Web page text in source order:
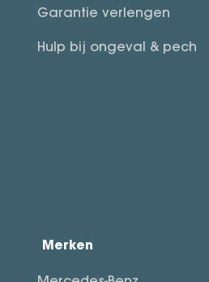
Garantie verlengen
Hulp bij ongeval & pech
Merken